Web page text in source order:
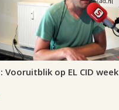
Vooruitblik op EL CID week